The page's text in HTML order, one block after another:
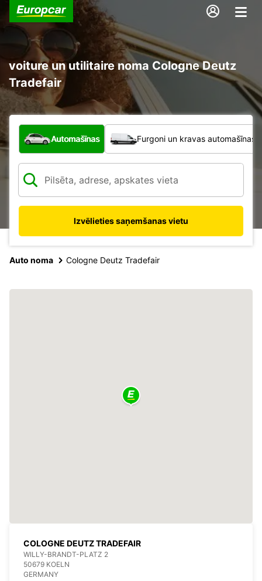
voiture un utilitaire noma Cologne Deutz
Tradefair
Kāda veida transportlīdzeklis?
Automašīnas Furgoni un kravas automašīnas
Izvēlieties saņemšanas vietu
Auto noma Cologne Deutz Tradefair
COLOGNE DEUTZ TRADEFAIR
WILLY-BRANDT-PLATZ 2
50679 KOELN
GERMANY